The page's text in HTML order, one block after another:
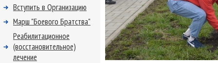
Вступить в Организацию
Марш "Боевого Братства"
Реабилитационное
(восстановительное)
лечение